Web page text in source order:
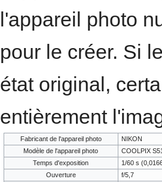
l'appareil photo
pour le créer. Si
état original,
entièrement
Fabricant de l'appareil photo
NIKON
Modèle de l'appareil photo
COOLPIX
Temps d'exposition
1/60 s
Ouverture
f/5,7